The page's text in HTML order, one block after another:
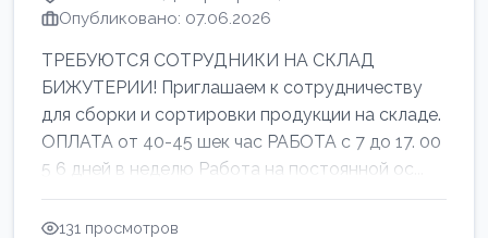
Опубликовано: 07.06.2026
ТРЕБУЮТСЯ СОТРУДНИКИ НА СКЛАД
БИЖУТЕРИИ! Приглашаем к сотрудничеству
для сборки и сортировки продукции на складе.
ОПЛАТА от 40-45 шек час РАБОТА с 7 до 17. 00
5 6 дней в неделю Работа на постоянной ос...
131 просмотров